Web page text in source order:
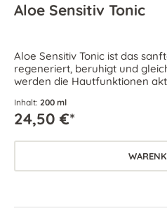
Aloe Sensitiv Tonic
Aloe Sensitiv Tonic ist das
regeneriert, beruhigt und
werden die Hautfunktionen
Inhalt: 200 ml
24,50 €*